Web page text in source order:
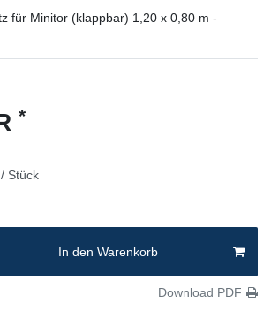
für Minitor (klappbar) 1,20 x 0,80 m -
*
Stück
In den Warenkorb
Download PDF